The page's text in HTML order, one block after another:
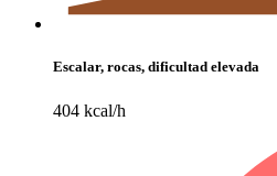
Escalar, rocas, dificultad elevada
404 kcal/h